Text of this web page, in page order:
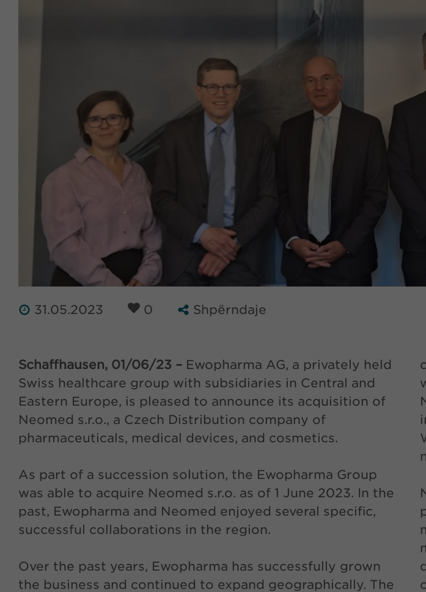
31.05.2023 0 Shpërndaje
Schaffhausen, 01/06/23 – Ewopharma AG, a privately held
Swiss healthcare group with subsidiaries in Central and
Eastern Europe, is pleased to announce its acquisition of
Neomed s.r.o., a Czech Distribution company of
pharmaceuticals, medical devices, and cosmetics.
As part of a succession solution, the Ewopharma Group
was able to acquire Neomed s.r.o. as of 1 June 2023. In the
past, Ewopharma and Neomed enjoyed several specific,
successful collaborations in the region.
Over the past years, Ewopharma has successfully grown
the business and continued to expand geographically. The